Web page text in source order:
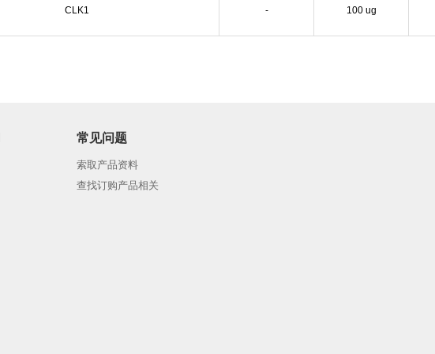
CLK1 - 100 ug
常见问题
索取产品资料
查找订购产品相关